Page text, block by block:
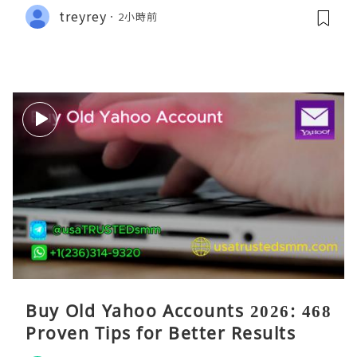
treyrey 2小時前
Buy Old Yahoo Accounts 2026: 468
Proven Tips for Better Results